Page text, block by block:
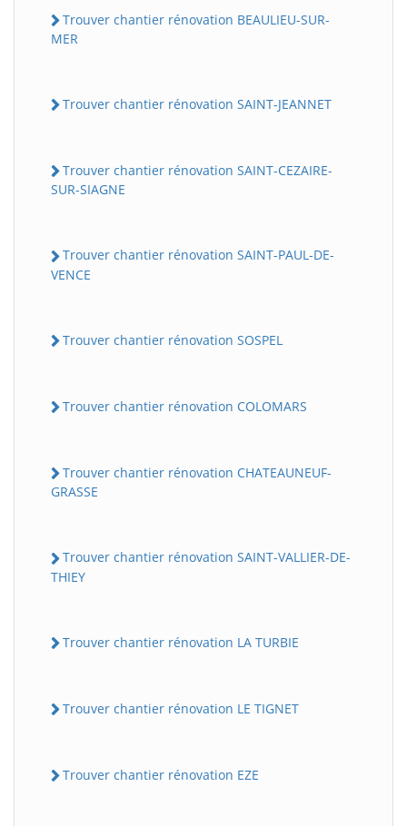
Trouver chantier rénovation BEAULIEU-SUR-
MER
Trouver chantier rénovation SAINT-JEANNET
Trouver chantier rénovation SAINT-CEZAIRE-
SUR-SIAGNE
Trouver chantier rénovation SAINT-PAUL-DE-
VENCE
Trouver chantier rénovation SOSPEL
Trouver chantier rénovation COLOMARS
Trouver chantier rénovation CHATEAUNEUF-
GRASSE
Trouver chantier rénovation SAINT-VALLIER-DE-
THIEY
Trouver chantier rénovation LA TURBIE
Trouver chantier rénovation LE TIGNET
Trouver chantier rénovation EZE